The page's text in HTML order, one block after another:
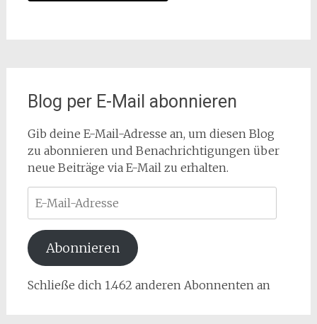
Blog per E-Mail abonnieren
Gib deine E-Mail-Adresse an, um diesen Blog
zu abonnieren und Benachrichtigungen über
neue Beiträge via E-Mail zu erhalten.
Mail-
Adresse
Abonnieren
Schließe dich 1.462 anderen Abonnenten an